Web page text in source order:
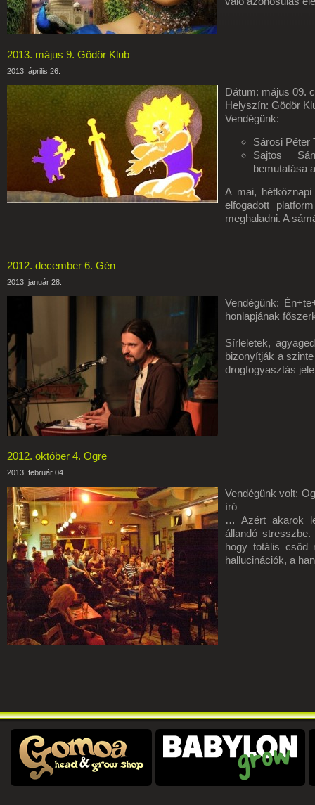
2013. május 9. Gödör Klub
2013. április 26.
Dátum: május 09.
Helyszín: Gödör
Vendégünk:
Sárosi Péter
Sajtos
bemutatása
A mai,
elfogadott
meghaladni. A
2012. december 6. Gén
2013. január 28.
Vendégünk:
honlapjának
Sírleletek,
bizonyítják a
drogfogyasztás
2012. október 4. Ogre
2013. február 04.
Vendégünk volt:
író
… Azért akarok
állandó
hogy totális csőd
hallucinációk, a